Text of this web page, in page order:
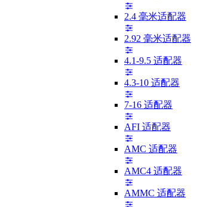
2.4 毫米适配器
2.92 毫米适配器
4.1-9.5 适配器
4.3-10 适配器
7-16 适配器
AFI 适配器
AMC 适配器
AMC4 适配器
AMMC 适配器